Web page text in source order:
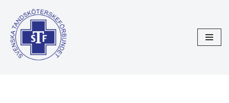
Hoppa
till
innehåll